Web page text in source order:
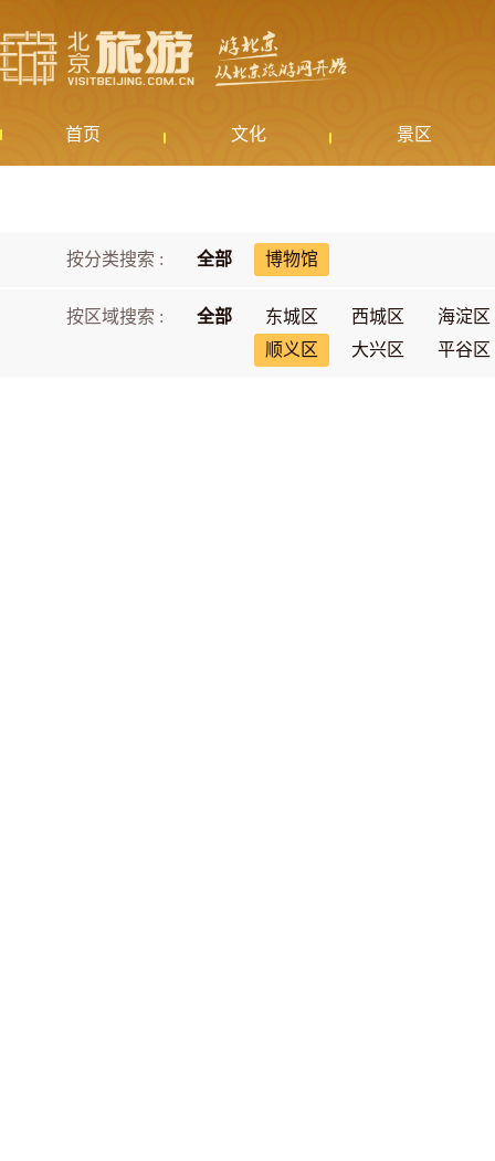
首页 文化 景区
按分类搜索 : 全部 博物馆
按区域搜索 : 全部 东城区 西城区
海淀区
顺义区
大兴区 平谷区